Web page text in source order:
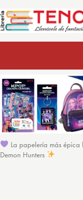
La papelería más épica
Demon Hunters